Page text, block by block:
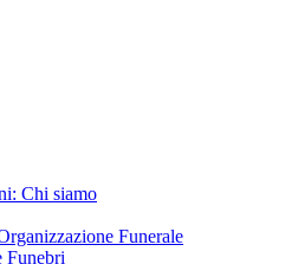
Chi siamo
Funerale
Funebri